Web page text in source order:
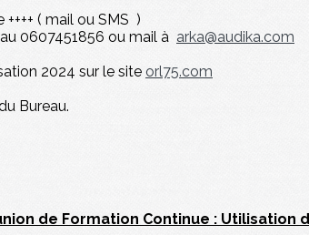
( mail ou SMS )
0607451856 ou mail à arka@audika.com
2024 sur le site orl75.com
Bureau.
de Formation Continue : Utilisation